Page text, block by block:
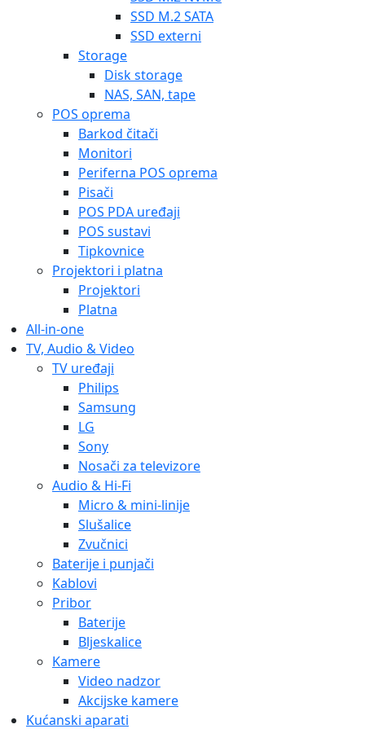
SSD M.2 SATA
SSD externi
Storage
Disk storage
NAS, SAN, tape
POS oprema
Barkod čitači
Monitori
Periferna POS oprema
Pisači
POS PDA uređaji
POS sustavi
Tipkovnice
Projektori i platna
Projektori
Platna
All-in-one
TV, Audio & Video
TV uređaji
Philips
Samsung
LG
Sony
Nosači za televizore
Audio & Hi-Fi
Micro & mini-linije
Slušalice
Zvučnici
Baterije i punjači
Kablovi
Pribor
Baterije
Bljeskalice
Kamere
Video nadzor
Akcijske kamere
Kućanski aparati